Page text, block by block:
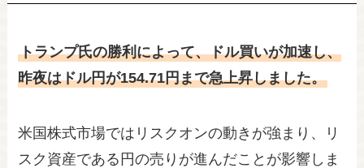
トランプ氏の勝利によって、ドル買いが加速し、
昨夜はドル円が154.71円まで急上昇しました。
米国株式市場ではリスクオンの動きが強まり、リ
スク資産である円の売りが進んだことが影響しま